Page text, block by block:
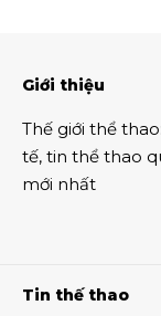
Giới thiệu
Thế giới thể thao
tế, tin thể thao
mới nhất
Tin thế thao